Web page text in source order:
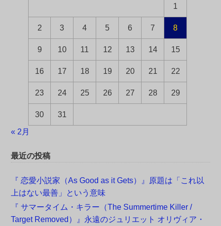
1
2 3 4 5 6 7 8
9 10 11 12 13 14 15
16 17 18 19 20 21 22
23 24 25 26 27 28 29
30 31
« 2月
最近の投稿
『 恋愛小説家（As Good as it Gets）』原題は「これ以
上はない最善」という意味
『 サマータイム・キラー（The Summertime Killer /
Target Removed）』永遠のジュリエット オリヴィア・